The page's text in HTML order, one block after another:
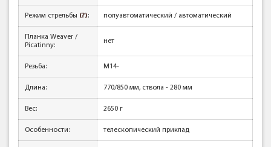
Режим стрельбы (?): полуавтоматический / автоматический
Планка Weaver /
Picatinny:
нет
Резьба: М14-
Длина: 770/850 мм, ствола - 280 мм
Вес: 2650 г
Особенности: телескопический приклад